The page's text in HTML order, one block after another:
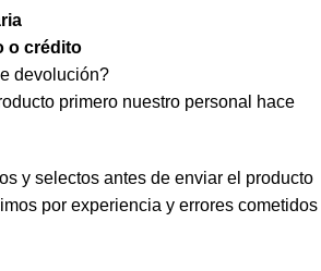
o crédito
devolución?
primero nuestro personal hace
y selectos antes de enviar el producto
por experiencia y errores cometidos